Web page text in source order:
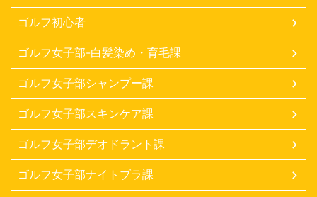
ゴルフ初心者
ゴルフ女子部-白髪染め・育毛課
ゴルフ女子部シャンプー課
ゴルフ女子部スキンケア課
ゴルフ女子部デオドラント課
ゴルフ女子部ナイトブラ課